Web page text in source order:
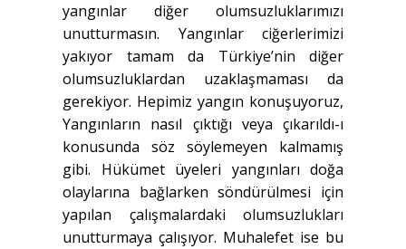
yangınlar diğer olumsuzluklarımızı
unutturmasın. Yangınlar ciğerlerimizi
yakıyor tamam da Türkiye’nin diğer
olumsuzluklardan uzaklaşmaması da
gerekiyor. Hepimiz yangın konuşuyoruz,
Yangınların nasıl çıktığı veya çıkarıldı-ı
konusunda söz söylemeyen kalmamış
gibi. Hükümet üyeleri yangınları doğa
olaylarına bağlarken söndürülmesi için
yapılan çalışmalardaki olumsuzlukları
unutturmaya çalışıyor. Muhalefet ise bu